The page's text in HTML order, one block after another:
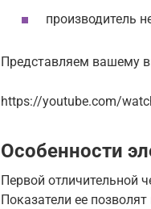
производитель
Представляем вашему
https://youtube.com/
Особенности
Первой отличительной
Показатели ее